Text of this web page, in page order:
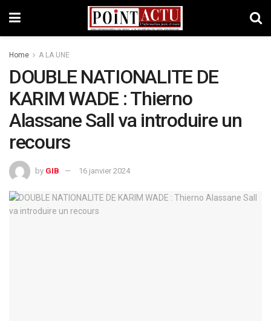
Home A LA UNE
DOUBLE NATIONALITE DE
KARIM WADE : Thierno
Alassane Sall va introduire un
recours
by GIB 16 janvier 2024